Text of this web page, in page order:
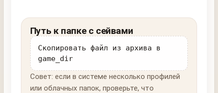
Путь к папке с сейвами
Скопировать файл из архива в
game_dir
Совет: если в системе несколько профилей
или облачных папок, проверьте, что